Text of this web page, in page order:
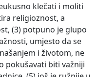
klečati i moliti
religioznost, a
(3) potpuno je glupo
umjesto da se
i životom, ne
pokušavati biti važniji